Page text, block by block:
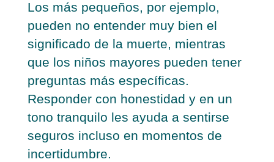
Los más pequeños, por ejemplo,
pueden no entender muy bien el
significado de la muerte, mientras
que los niños mayores pueden tener
preguntas más específicas.
Responder con honestidad y en un
tono tranquilo les ayuda a sentirse
seguros incluso en momentos de
incertidumbre.